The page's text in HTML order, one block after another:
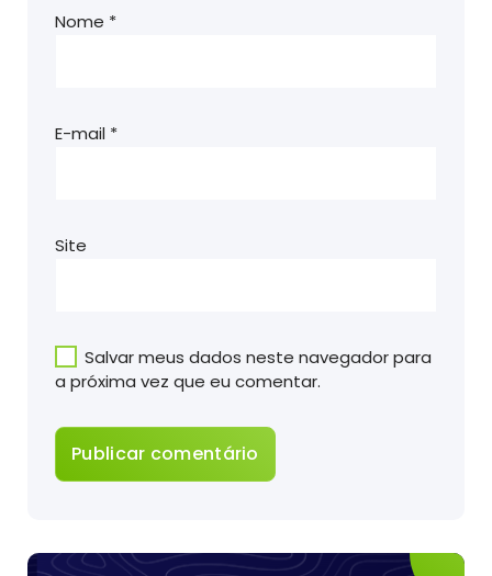
Nome *
E-mail *
Site
Salvar meus dados neste navegador para
a próxima vez que eu comentar.